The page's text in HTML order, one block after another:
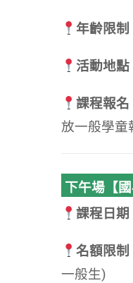
年齡限制
活動地點
課程報名
放一般學童
下午場【國
課程日期
名額限制
一般生)